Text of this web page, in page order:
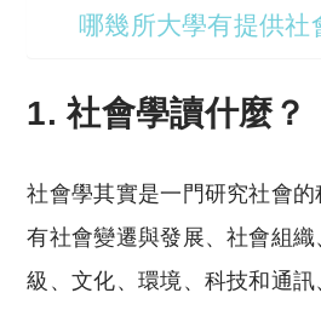
哪幾所大學有提供社
1. 社會學讀什麼？
社會學其實是一門研究社會
有社會變遷與發展、社會組
級、文化、環境、科技和通